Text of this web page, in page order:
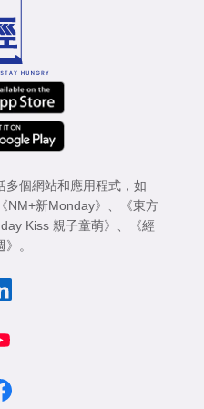
多個網站和應用程式，如
《NM+新Monday》 、
《東方
Kiss 親子童萌》 、
《經
。